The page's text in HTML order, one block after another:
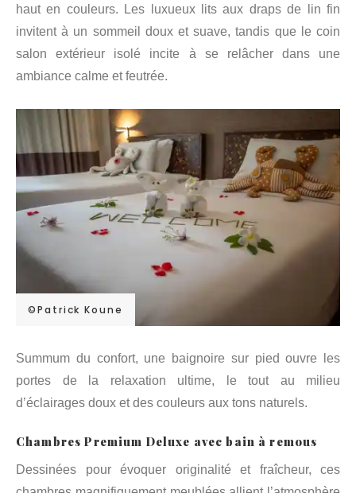
haut en couleurs. Les luxueux lits aux draps de lin fin
invitent à un sommeil doux et suave, tandis que le coin
salon extérieur isolé incite à se relâcher dans une
ambiance calme et feutrée.
©Patrick Koune
Summum du confort, une baignoire sur pied ouvre les
portes de la relaxation ultime, le tout au milieu
d’éclairages doux et des couleurs aux tons naturels.
Chambres Premium Deluxe avec bain à remous
Dessinées pour évoquer originalité et fraîcheur, ces